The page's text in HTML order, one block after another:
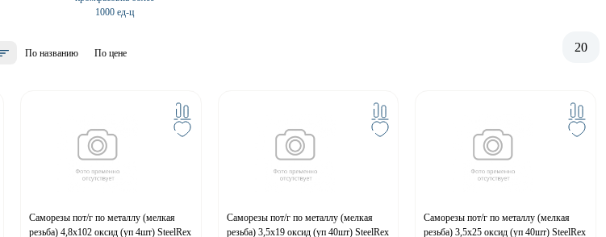
1000 ед-ц
По названию По цене 20
Саморезы пот/г по металлу (мелкая
резьба) 4,8х102 оксид (уп 4шт) SteelRex
Саморезы пот/г по металлу (мелкая
резьба) 3,5х19 оксид (уп 40шт) SteelRex
Саморезы пот/г по металлу (мелкая
резьба) 3,5х25 оксид (уп 40шт) SteelRex